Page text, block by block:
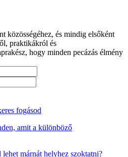
közösségéhez, és mindig elsőként
praktikákról és
hogy minden pecázás élmény